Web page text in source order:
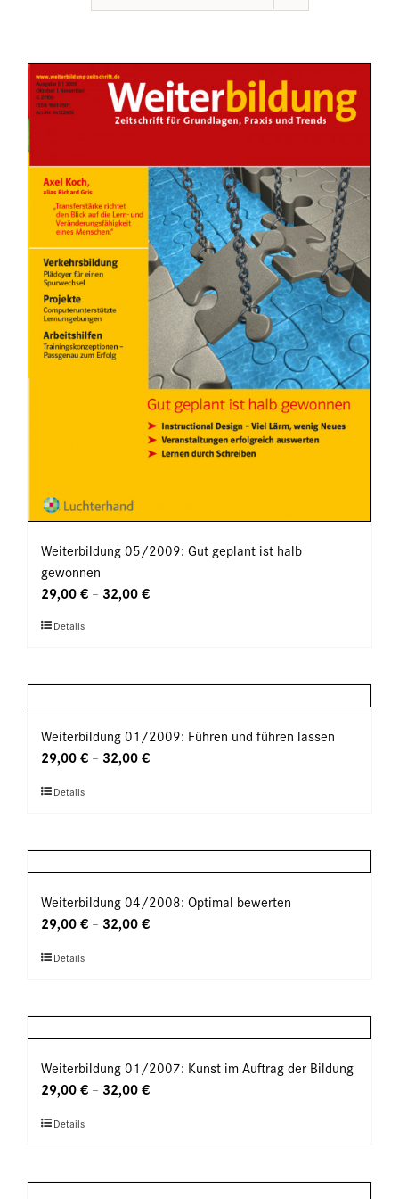
Weiterbildung 05/2009: Gut geplant ist halb
gewonnen
29,00€ – 32,00€
Dieses
mehrere
Varianten
auf.
Die
können
werden
Details
Weiterbildung 01/2009: Führen und führen lassen
29,00€ – 32,00€
Dieses
mehrere
Varianten
auf.
Die
können
werden
Details
Weiterbildung 04/2008: Optimal bewerten
29,00€ – 32,00€
Dieses
mehrere
Varianten
auf.
Die
können
Details
Weiterbildung 01/2007: Kunst im Auftrag der Bildung
29,00€ – 32,00€
Dieses
mehrere
Details